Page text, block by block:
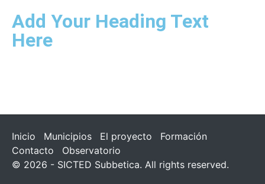
Add Your Heading Text
Here
Inicio Municipios El proyecto
Formación
Contacto
Observatorio
© 2026 - SICTED Subbetica. All rights reserved.